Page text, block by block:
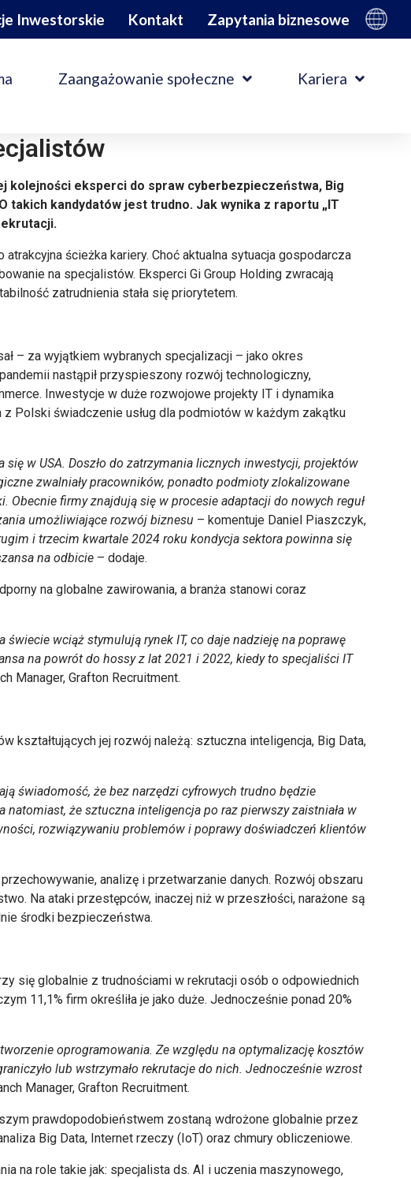
Inwestorskie Kontakt Zapytania biznesowe
Zaangażowanie społeczne Kariera
kolejności eksperci do spraw cyberbezpieczeństwa, Big
kandydatów jest trudno. Jak wynika z raportu „IT
ścieżka kariery. Choć aktualna sytuacja gospodarcza
na specjalistów. Eksperci Gi Group Holding zwracają
zatrudnienia stała się priorytetem.
– za wyjątkiem wybranych specjalizacji – jako okres
nastąpił przyspieszony rozwój technologiczny,
Inwestycje w duże rozwojowe projekty IT i dynamika
Polski świadczenie usług dla podmiotów w każdym zakątku
w USA. Doszło do zatrzymania licznych inwestycji, projektów
zwalniały pracowników, ponadto podmioty zlokalizowane
Obecnie firmy znajdują się w procesie adaptacji do nowych reguł
umożliwiające rozwój biznesu – komentuje Daniel Piaszczyk,
i trzecim kwartale 2024 roku kondycja sektora powinna się
na odbicie – dodaje.
na globalne zawirowania, a branża stanowi coraz
wciąż stymulują rynek IT, co daje nadzieję na poprawę
na powrót do hossy z lat 2021 i 2022, kiedy to specjaliści IT
Manager, Grafton Recruitment.
kształtujących jej rozwój należą: sztuczna inteligencja, Big Data,
świadomość, że bez narzędzi cyfrowych trudno będzie
natomiast, że sztuczna inteligencja po raz pierwszy zaistniała w
rozwiązywaniu problemów i poprawy doświadczeń klientów
analizę i przetwarzanie danych. Rozwój obszaru
Na ataki przestępców, inaczej niż w przeszłości, narażone są
środki bezpieczeństwa.
się globalnie z trudnościami w rekrutacji osób o odpowiednich
11,1% firm określiła je jako duże. Jednocześnie ponad 20%
oprogramowania. Ze względu na optymalizację kosztów
lub wstrzymało rekrutacje do nich. Jednocześnie wzrost
Manager, Grafton Recruitment.
prawdopodobieństwem zostaną wdrożone globalnie przez
Big Data, Internet rzeczy (IoT) oraz chmury obliczeniowe.
na role takie jak: specjalista ds. AI i uczenia maszynowego,